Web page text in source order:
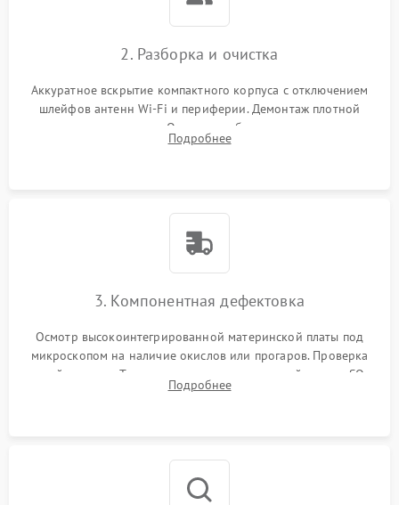
2. Разборка и очистка
Аккуратное вскрытие компактного корпуса с отключением
шлейфов антенн Wi-Fi и периферии. Демонтаж плотной
системы охлаждения. Очистка турбины и радиатора от
спрессованной пыли антистатической кистью и сжатым
Подробнее
3. Компонентная дефектовка
Осмотр высокоинтегрированной материнской платы под
микроскопом на наличие окислов или прогаров. Проверка
цепей питания. Тестирование съемных модулей памяти SO-
DIMM и накопителей M.2 на стенде для выявления сбоев.
Подробнее